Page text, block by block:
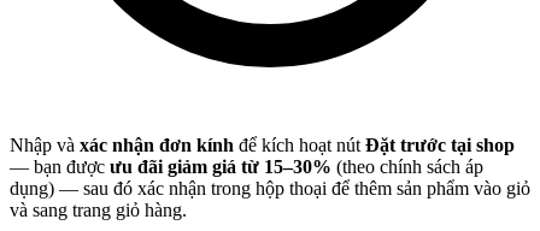
Nhập và xác nhận đơn kính để kích hoạt nút Đặt trước tại shop
— bạn được ưu đãi giảm giá từ 15–30% (theo chính sách áp
dụng) — sau đó xác nhận trong hộp thoại để thêm sản phẩm vào giỏ
và sang trang giỏ hàng.